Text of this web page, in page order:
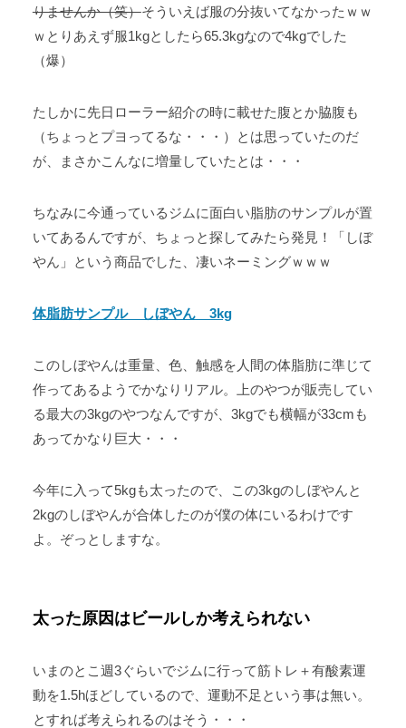
りませんか（笑）そういえば服の分抜いてなかったｗｗ
ｗとりあえず服1kgとしたら65.3kgなので4kgでした
（爆）
たしかに先日ローラー紹介の時に載せた腹とか脇腹も
（ちょっとプヨってるな・・・）とは思っていたのだ
が、まさかこんなに増量していたとは・・・
ちなみに今通っているジムに面白い脂肪のサンプルが置
いてあるんですが、ちょっと探してみたら発見！「しぼ
やん」という商品でした、凄いネーミングｗｗｗ
体脂肪サンプル しぼやん 3kg
このしぼやんは重量、色、触感を人間の体脂肪に準じて
作ってあるようでかなりリアル。上のやつが販売してい
る最大の3kgのやつなんですが、3kgでも横幅が33cmも
あってかなり巨大・・・
今年に入って5kgも太ったので、この3kgのしぼやんと
2kgのしぼやんが合体したのが僕の体にいるわけです
よ。ぞっとしますな。
太った原因はビールしか考えられない
いまのとこ週3ぐらいでジムに行って筋トレ＋有酸素運
動を1.5hほどしているので、運動不足という事は無い。
とすれば考えられるのはそう・・・